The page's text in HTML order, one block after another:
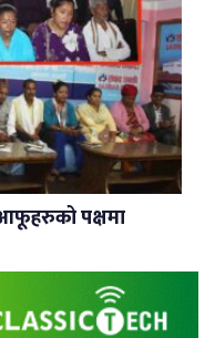
पक्षमा